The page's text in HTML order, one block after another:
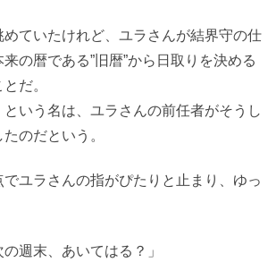
めていたけれど、ユラさんが結界守の仕
の暦である”旧暦”から日取りを決める
だ。
という名は、ユラさんの前任者がそうし
のだという。
ユラさんの指がぴたりと止まり、ゆっ
の週末、あいてはる？」